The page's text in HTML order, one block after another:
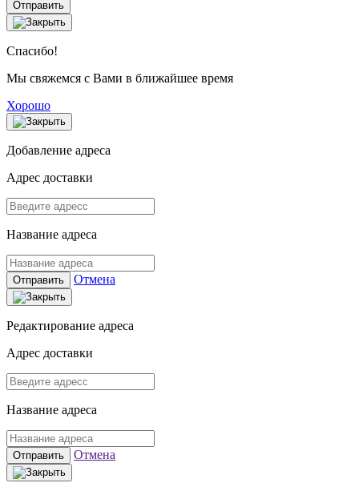
Отправить
Спасибо!
Мы свяжемся с Вами в ближайшее время
Хорошо
Добавление адреса
Адрес доставки
Название адреса
Отправить Отмена
Редактирование адреса
Адрес доставки
Название адреса
Отправить Отмена